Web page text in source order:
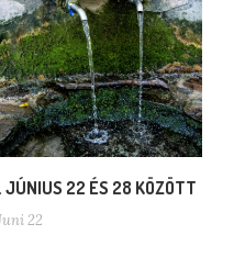
22 ÉS 28 KÖZÖTT
22